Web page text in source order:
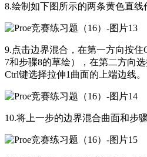
8.绘制如下图所示的两条黄色直线
9.点击边界混合，在第一方向按
7和步骤8的草绘），在第二方向
Ctrl键选择拉伸1曲面的上端边线。
10.将上一步的边界混合曲面和步